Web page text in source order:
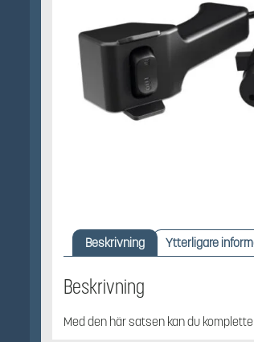
Beskrivning Ytterligare
Beskrivning
Med den här satsen kan du